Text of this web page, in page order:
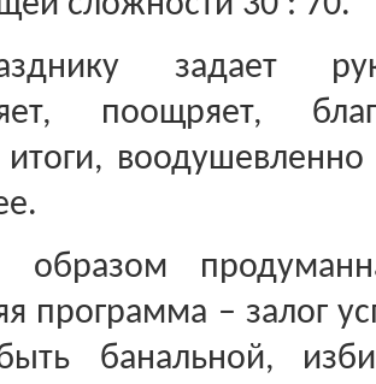
задает
поощряет,
программа – залог
банальной,